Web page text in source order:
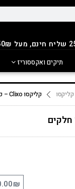
שליח חינם, מעל 150₪ שליח ב-14.90₪
תיקים ואקססוריז
קליקסו Clixo – כחול ירוק 18 חלקים
₪